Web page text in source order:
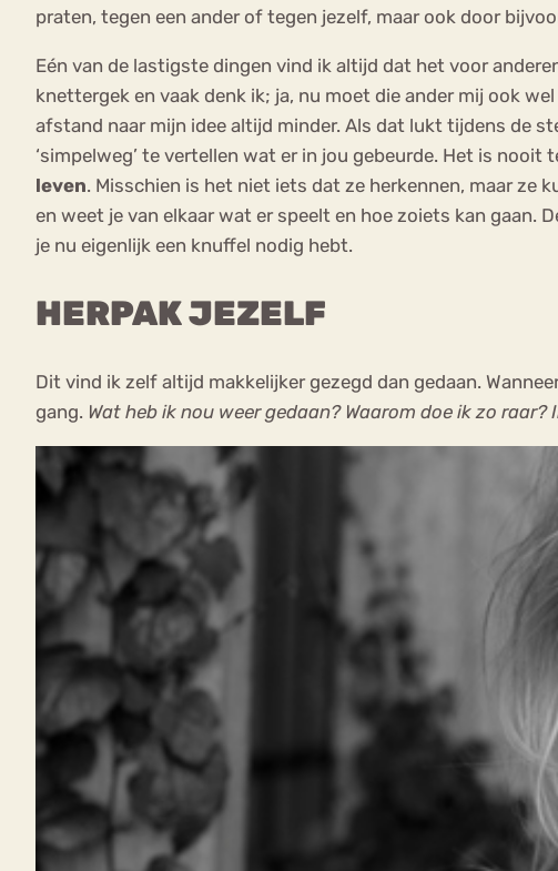
praten, tegen een ander of tegen jezelf, maar ook door
Eén van de lastigste dingen vind ik altijd dat het voor
knettergek en vaak denk ik; ja, nu moet die ander mij ook
afstand naar mijn idee altijd minder. Als dat lukt tijdens de
‘simpelweg’ te vertellen wat er in jou gebeurde. Het is
leven. Misschien is het niet iets dat ze herkennen, maar ze
en weet je van elkaar wat er speelt en hoe zoiets kan gaan.
je nu eigenlijk een knuffel nodig hebt.
HERPAK JEZELF
Dit vind ik zelf altijd makkelijker gezegd dan gedaan.
gang. Wat heb ik nou weer gedaan? Waarom doe ik zo